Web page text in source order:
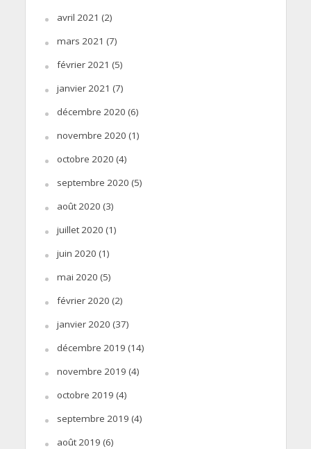
avril 2021 (2)
mars 2021 (7)
février 2021 (5)
janvier 2021 (7)
décembre 2020 (6)
novembre 2020 (1)
octobre 2020 (4)
septembre 2020 (5)
août 2020 (3)
juillet 2020 (1)
juin 2020 (1)
mai 2020 (5)
février 2020 (2)
janvier 2020 (37)
décembre 2019 (14)
novembre 2019 (4)
octobre 2019 (4)
septembre 2019 (4)
août 2019 (6)